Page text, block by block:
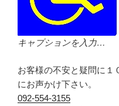
キャプションを入力…
お客様の不安と疑問に１
にお声かけ下さい。
092-554-3155